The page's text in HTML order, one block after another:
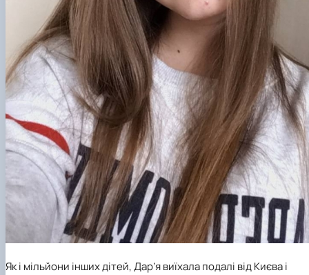
Як і мільйони інших дітей, Дар’я виїхала подалі від Києва і